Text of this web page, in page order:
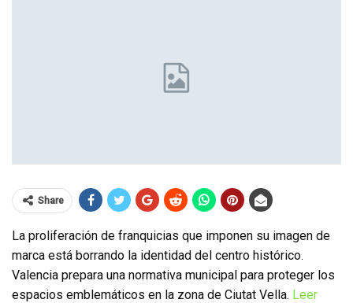
Share
La proliferación de franquicias que imponen su imagen de
marca está borrando la identidad del centro histórico.
Valencia prepara una normativa municipal para proteger los
espacios emblemáticos en la zona de Ciutat Vella. Leer